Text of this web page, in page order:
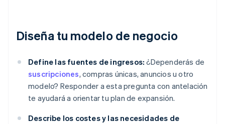
Diseña tu modelo de negocio
Define las fuentes de ingresos: ¿Dependerás de
suscripciones, compras únicas, anuncios u otro
modelo? Responder a esta pregunta con antelación
te ayudará a orientar tu plan de expansión.
Describe los costes y las necesidades de